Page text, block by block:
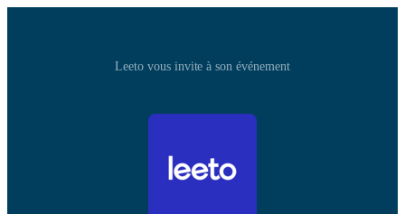
Leeto vous invite à son événement